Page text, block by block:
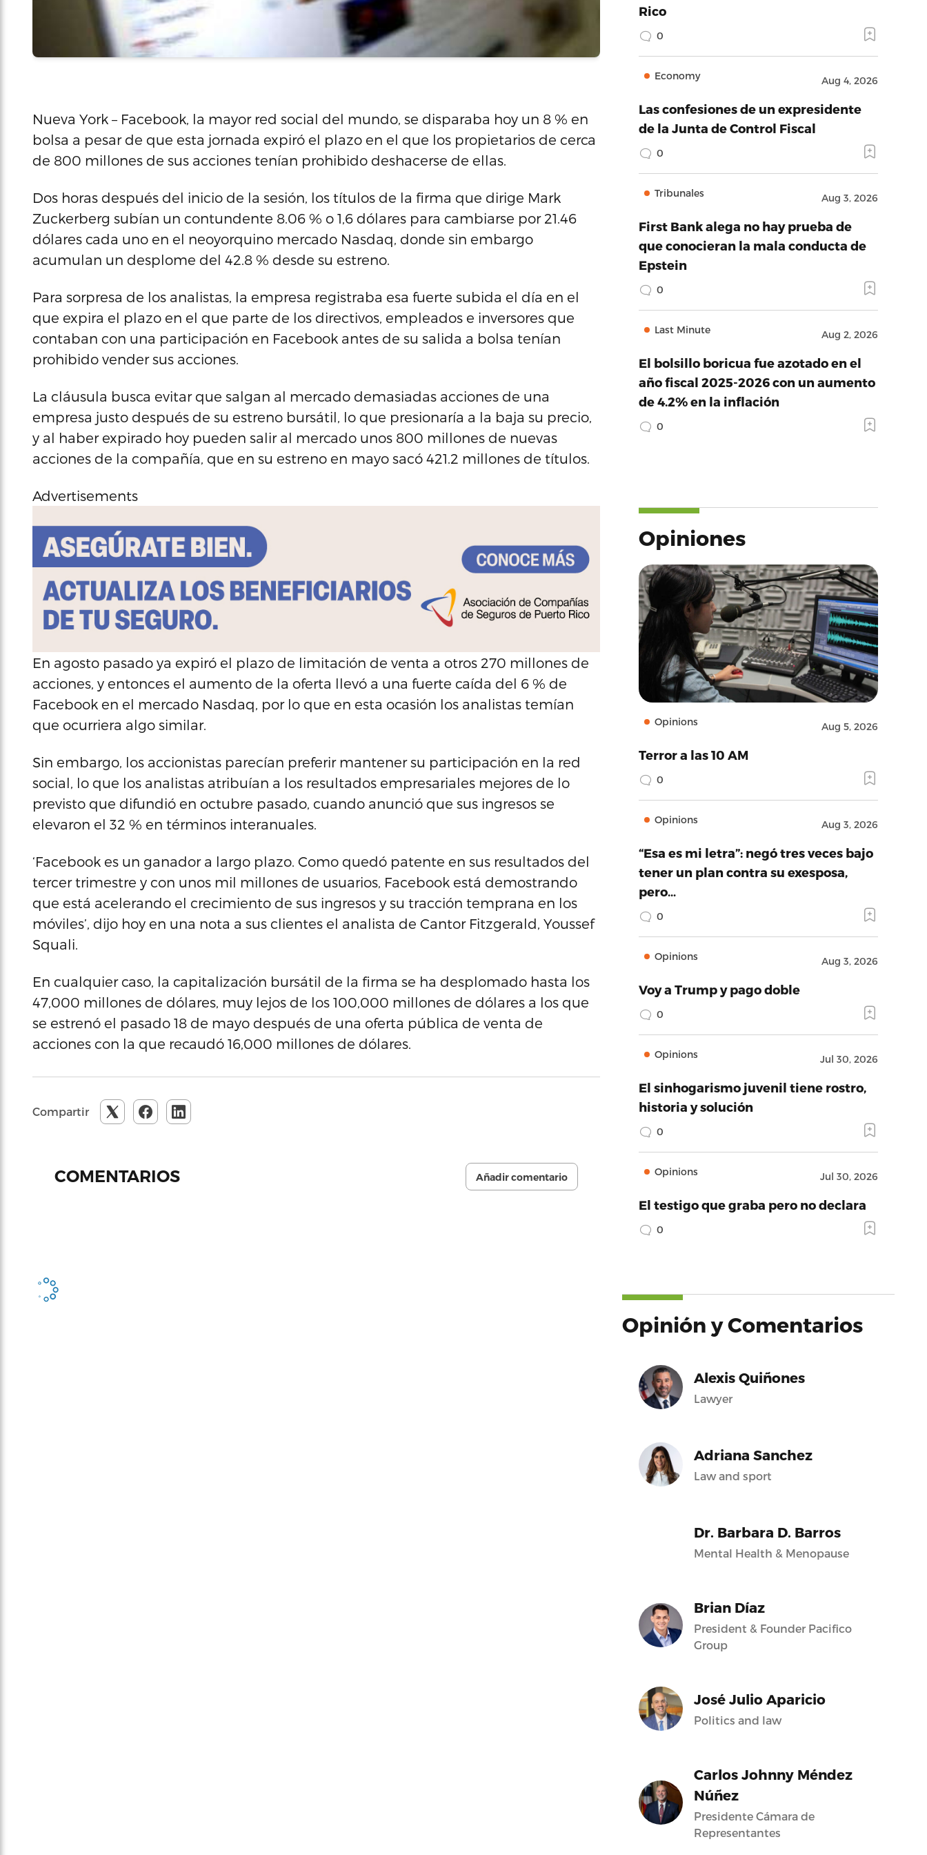
Nueva York – Facebook, la mayor red social del mundo, se disparaba hoy un 8 % en
bolsa a pesar de que esta jornada expiró el plazo en el que los propietarios de cerca
de 800 millones de sus acciones tenían prohibido deshacerse de ellas.
Dos horas después del inicio de la sesión, los títulos de la firma que dirige Mark
Zuckerberg subían un contundente 8.06 % o 1,6 dólares para cambiarse por 21.46
dólares cada uno en el neoyorquino mercado Nasdaq, donde sin embargo
acumulan un desplome del 42.8 % desde su estreno.
Para sorpresa de los analistas, la empresa registraba esa fuerte subida el día en el
que expira el plazo en el que parte de los directivos, empleados e inversores que
contaban con una participación en Facebook antes de su salida a bolsa tenían
prohibido vender sus acciones.
La cláusula busca evitar que salgan al mercado demasiadas acciones de una
empresa justo después de su estreno bursátil, lo que presionaría a la baja su precio,
y al haber expirado hoy pueden salir al mercado unos 800 millones de nuevas
acciones de la compañía, que en su estreno en mayo sacó 421.2 millones de títulos.
Advertisements
En agosto pasado ya expiró el plazo de limitación de venta a otros 270 millones de
acciones, y entonces el aumento de la oferta llevó a una fuerte caída del 6 % de
Facebook en el mercado Nasdaq, por lo que en esta ocasión los analistas temían
que ocurriera algo similar.
Sin embargo, los accionistas parecían preferir mantener su participación en la red
social, lo que los analistas atribuían a los resultados empresariales mejores de lo
previsto que difundió en octubre pasado, cuando anunció que sus ingresos se
elevaron el 32 % en términos interanuales.
‘Facebook es un ganador a largo plazo. Como quedó patente en sus resultados del
tercer trimestre y con unos mil millones de usuarios, Facebook está demostrando
que está acelerando el crecimiento de sus ingresos y su tracción temprana en los
móviles’, dijo hoy en una nota a sus clientes el analista de Cantor Fitzgerald, Youssef
Squali.
En cualquier caso, la capitalización bursátil de la firma se ha desplomado hasta los
47,000 millones de dólares, muy lejos de los 100,000 millones de dólares a los que
se estrenó el pasado 18 de mayo después de una oferta pública de venta de
acciones con la que recaudó 16,000 millones de dólares.
Compartir
COMENTARIOS Añadir comentario
Rico
0
Economy Aug 4, 2026
Las confesiones de un expresidente
de la Junta de Control Fiscal
0
Tribunales Aug 3, 2026
First Bank alega no hay prueba de
que conocieran la mala conducta de
Epstein
0
Last Minute Aug 2, 2026
El bolsillo boricua fue azotado en el
año fiscal 2025-2026 con un aumento
de 4.2% en la inflación
0
Opiniones
Opinions Aug 5, 2026
Terror a las 10 AM
0
Opinions Aug 3, 2026
“Esa es mi letra”: negó tres veces bajo
tener un plan contra su exesposa,
pero…
0
Opinions Aug 3, 2026
Voy a Trump y pago doble
0
Opinions Jul 30, 2026
El sinhogarismo juvenil tiene rostro,
historia y solución
0
Opinions Jul 30, 2026
El testigo que graba pero no declara
0
Opinión y Comentarios
Alexis Quiñones
Lawyer
Adriana Sanchez
Law and sport
Dr. Barbara D. Barros
Mental Health & Menopause
Brian Díaz
President & Founder Pacifico
Group
José Julio Aparicio
Politics and law
Carlos Johnny Méndez
Núñez
Presidente Cámara de
Representantes